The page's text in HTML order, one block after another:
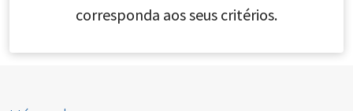
corresponda aos seus critérios.